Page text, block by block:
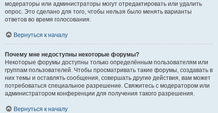
модераторы или администраторы могут отредактировать или удалить
опрос. Это сделано для того, чтобы нельзя было менять варианты
ответов во время голосования.
Вернуться к началу
Почему мне недоступны некоторые форумы?
Некоторые форумы доступны только определённым пользователям или
группам пользователей. Чтобы просматривать такие форумы, создавать в
них темы и оставлять сообщения, совершать другие действия, вам может
потребоваться специальное разрешение. Свяжитесь с модератором или
администратором конференции для получения такого разрешения.
Вернуться к началу